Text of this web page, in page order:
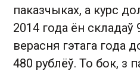
паказчыках, а курс
2014 года ён складаў
верасня гэтага года
480 рублёў. То бок, з